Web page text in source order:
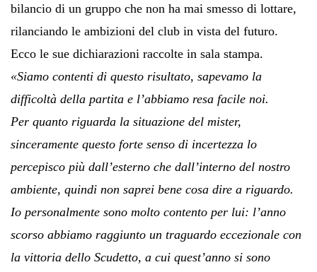
bilancio di un gruppo che non ha mai smesso di lottare,
rilanciando le ambizioni del club in vista del futuro.
Ecco le sue dichiarazioni raccolte in sala stampa.
«Siamo contenti di questo risultato, sapevamo la
difficoltà della partita e l’abbiamo resa facile noi.
Per quanto riguarda la situazione del mister,
sinceramente questo forte senso di incertezza lo
percepisco più dall’esterno che dall’interno del nostro
ambiente, quindi non saprei bene cosa dire a riguardo.
Io personalmente sono molto contento per lui: l’anno
scorso abbiamo raggiunto un traguardo eccezionale con
la vittoria dello Scudetto, a cui quest’anno si sono